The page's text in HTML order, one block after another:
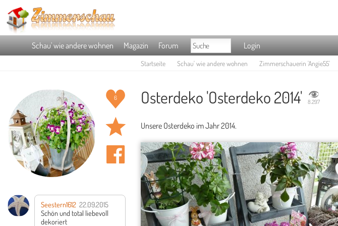
Schau' wie andere wohnen Magazin Forum Login
Startseite Schau' wie andere wohnen Zimmerschauerin 'Angie55'
6
Seestern1612 22.09.2015
Schön und total liebevoll
dekoriert
Osterdeko 'Osterdeko 2014' 8.297
Unsere Osterdeko im Jahr 2014.